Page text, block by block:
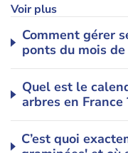
Voir plus
Comment gérer
ponts du mois de
Quel est le
arbres en France
C’est quoi